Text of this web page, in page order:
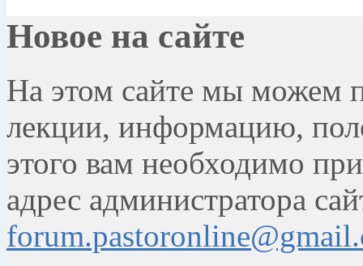
Новое на сайте
На этом сайте мы можем
лекции, информацию,
этого вам необходимо
адрес администратора